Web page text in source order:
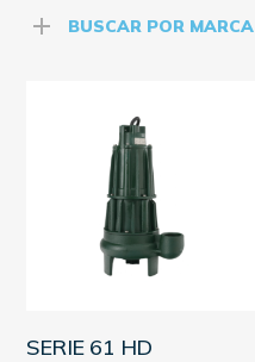
BUSCAR POR MARCA
SERIE 61 HD